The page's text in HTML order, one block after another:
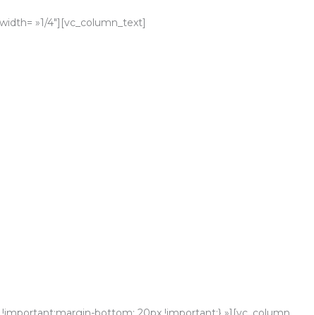
»1/4″][vc_column_text]